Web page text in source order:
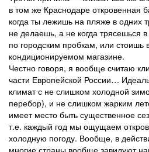
в том же Краснодаре откровенная
когда ты лежишь на пляже в одних
не делаешь, а не когда трясешься
по городским пробкам, или стоишь
кондиционируемом магазине.
Честно говоря, я вообще считаю
части Европейской России…
климат с не слишком холодной
перебор), и не слишком жарким
имеет место быть существенное
т.е. каждый год мы ощущаем
холодную погоду. Вообще, в
многие страны вообще завидуют